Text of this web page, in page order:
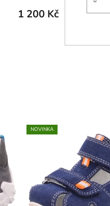
1 200 Kč
NOVINKA